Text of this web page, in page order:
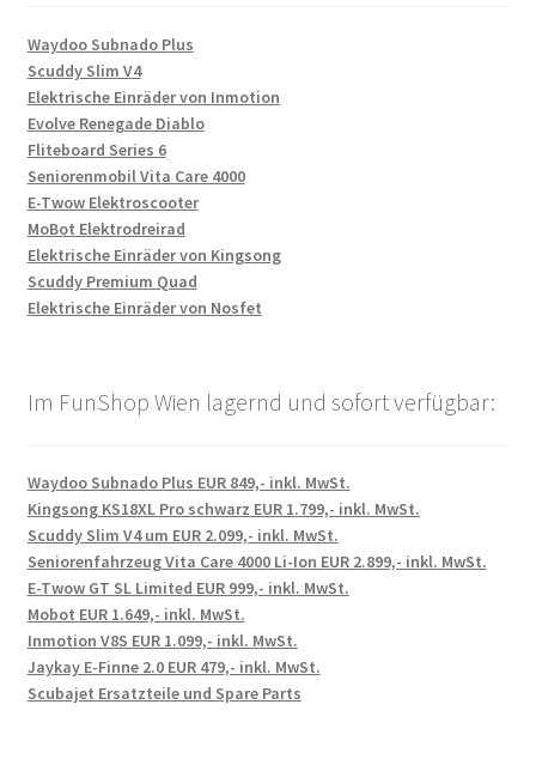
Waydoo Subnado Plus
Scuddy Slim V4
Elektrische Einräder von Inmotion
Evolve Renegade Diablo
Fliteboard Series 6
Seniorenmobil Vita Care 4000
E-Twow Elektroscooter
MoBot Elektrodreirad
Elektrische Einräder von Kingsong
Scuddy Premium Quad
Elektrische Einräder von Nosfet
Im FunShop Wien lagernd und sofort verfügbar:
Waydoo Subnado Plus EUR 849,- inkl. MwSt.
Kingsong KS18XL Pro schwarz EUR 1.799,- inkl. MwSt.
Scuddy Slim V4 um EUR 2.099,- inkl. MwSt.
Seniorenfahrzeug Vita Care 4000 Li-Ion EUR 2.899,- inkl. MwSt.
E-Twow GT SL Limited EUR 999,- inkl. MwSt.
Mobot EUR 1.649,- inkl. MwSt.
Inmotion V8S EUR 1.099,- inkl. MwSt.
Jaykay E-Finne 2.0 EUR 479,- inkl. MwSt.
Scubajet Ersatzteile und Spare Parts